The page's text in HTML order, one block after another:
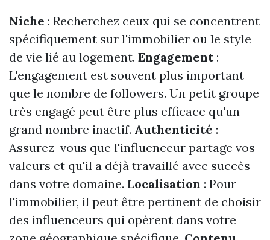
Niche : Recherchez ceux qui se concentrent
spécifiquement sur l'immobilier ou le style
de vie lié au logement. Engagement:
L'engagement est souvent plus important
que le nombre de followers. Un petit groupe
très engagé peut être plus efficace qu'un
grand nombre inactif. Authenticité :
Assurez-vous que l'influenceur partage vos
valeurs et qu'il a déjà travaillé avec succès
dans votre domaine. Localisation : Pour
l'immobilier, il peut être pertinent de choisir
des influenceurs qui opèrent dans votre